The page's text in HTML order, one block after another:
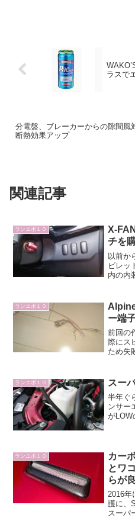
ラスで
分電盤、ブレーカーからの隙間風
断熱効果アップ
関連記事
ランエボ１０
X-
チを
以前か
ビレッ
内の内
ました
まずは
ランエボ１０
ー端
前回の
際にス
ため失
セット
番、エ
ランエボ１０ スー
半年ぐ
ンサー
がLOW
用補充
ランエボ１０
カー
とワ
らが
2016年
護に、
スーパ